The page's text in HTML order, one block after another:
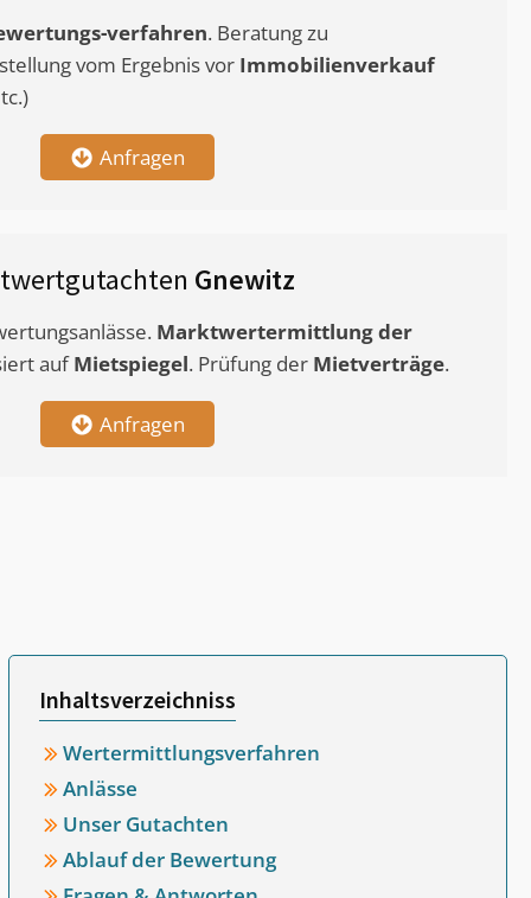
verfahren. Beratung zu
vom Ergebnis vor Immobilienverkauf
Anfragen
Gnewitz
Marktwertermittlungder
aufMietspiegel. Prüfung der Mietverträge.
Anfragen
Inhaltsverzeichniss
Wertermittlungsverfahren
Anlässe
Unser Gutachten
Ablauf der Bewertung